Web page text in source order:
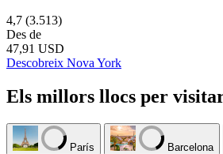
4,7 (3.513)
Des de
47,91 USD
Descobreix Nova York
Els millors llocs per
París Barcelona